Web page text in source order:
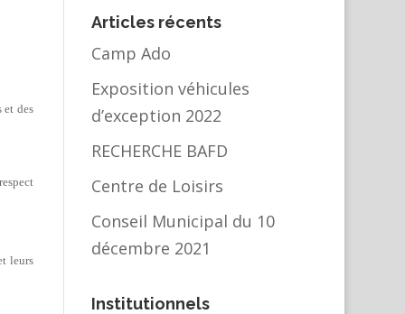
et des
leurs
Articles récents
Camp Ado
Exposition véhicules
d’exception 2022
RECHERCHE BAFD
Centre de Loisirs
Conseil Municipal du 10
décembre 2021
Institutionnels